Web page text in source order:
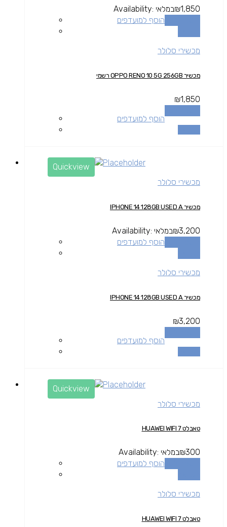
₪1,850
Availability: במלאי
הוסף למועדפים
מכשירי סלולר
מכשיר OPPO RENO 10 5G 256GB רשמי
₪1,850
הוסף למועדפים
Quickview
מכשירי סלולר
מכשיר IPHONE 14 128GB USED A
₪3,200
Availability: במלאי
הוסף למועדפים
מכשירי סלולר
מכשיר IPHONE 14 128GB USED A
₪3,200
הוסף למועדפים
Quickview
מכשירי סלולר
טאבלט HUAWEI WIFI 7
₪300
Availability: במלאי
הוסף למועדפים
מכשירי סלולר
טאבלט HUAWEI WIFI 7